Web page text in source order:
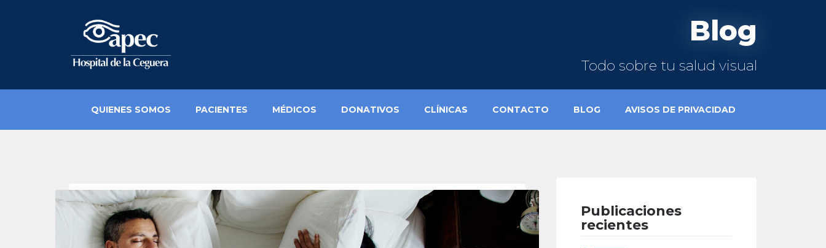
Blog
Todo sobre tu salud visual
QUIENES SOMOS PACIENTES MÉDICOS DONATIVOS CLÍNICAS CONTACTO BLOG AVISOS DE PRIVACIDAD
Publicaciones
recientes